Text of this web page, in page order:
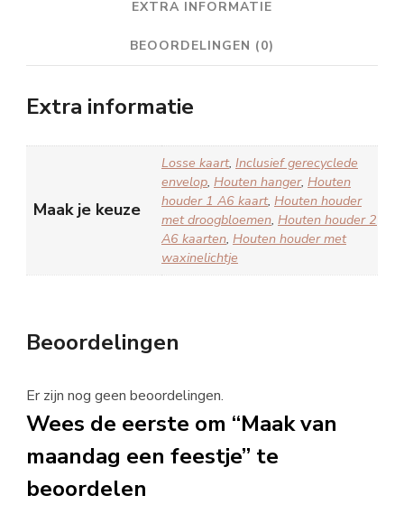
EXTRA INFORMATIE
BEOORDELINGEN (0)
Extra informatie
Maak je keuze
Losse kaart, Inclusief gerecyclede
envelop, Houten hanger, Houten
houder 1 A6 kaart, Houten houder
met droogbloemen, Houten houder 2
A6 kaarten, Houten houder met
waxinelichtje
Beoordelingen
Er zijn nog geen beoordelingen.
Wees de eerste om “Maak van
maandag een feestje” te
beoordelen